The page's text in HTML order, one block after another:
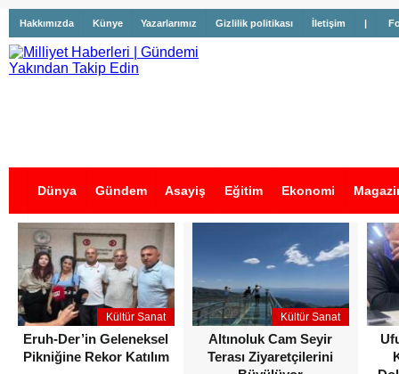
Hakkımızda Künye Yazarlarımız Gizlilik politikası İletişim |
Dünya Gündem Asayiş Eğitim Ekonomi
İş İlanları
Kültür Sanat
Eruh-Der’in Geleneksel
Pikniğine Rekor Katılım
Kültür Sanat
Altınoluk Cam Seyir
Terası Ziyaretçilerini